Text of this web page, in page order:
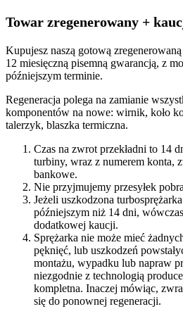
Towar zregenerowany +
Kupujesz naszą gotową
12 miesięczną pisemną gwarancją, z
późniejszym terminie.
Regeneracja polega na zamianie
komponentów na nowe: wirnik, koło
talerzyk, blaszka termiczna.
Czas na zwrot przekładni to 14
turbiny, wraz z numerem konta,
bankowe.
Nie przyjmujemy przesyłek
Jeżeli uszkodzona
późniejszym niż 14 dni,
dodatkowej kaucji.
Sprężarka nie może mieć
pęknięć, lub uszkodzeń
montażu, wypadku lub napraw
niezgodnie z technologią
kompletna. Inaczej mówiąc,
się do ponownej regeneracji.